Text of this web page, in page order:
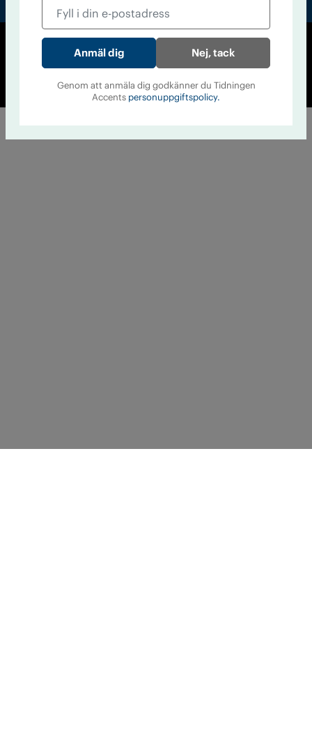
© Tidningen Accent 2026Nej, tack
Genom att anmäla dig godkänner du Tidningen
Accents personuppgiftspolicy.